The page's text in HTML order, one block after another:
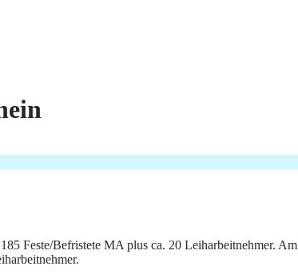
Feste/Befristete MA plus ca. 20 Leiharbeitnehmer.